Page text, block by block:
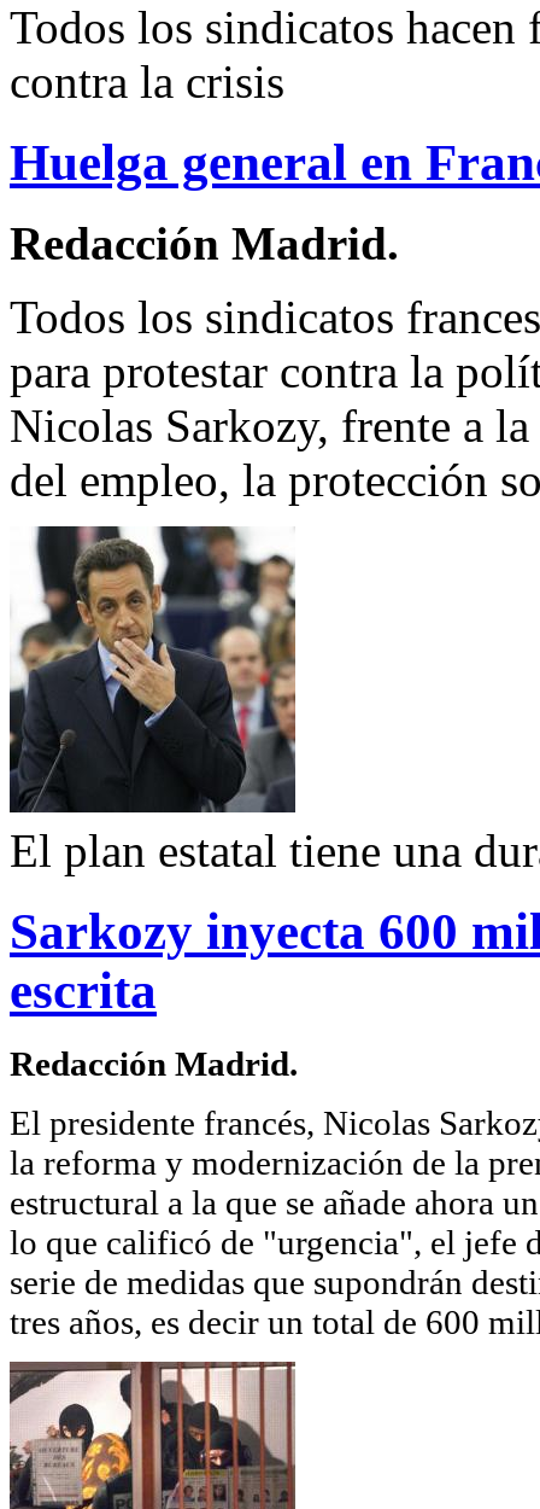
Todos los sindicatos hacen
contra la crisis
Huelga general en
Redacción Madrid.
Todos los sindicatos
para protestar contra la
Nicolas Sarkozy, frente a
del empleo, la protección
El plan estatal tiene una
Sarkozy inyecta 600
escrita
Redacción Madrid.
El presidente francés, Nicolas
la reforma y modernización de la
estructural a la que se añade ahora
lo que calificó de "urgencia", el jefe
serie de medidas que supondrán
tres años, es decir un total de 600